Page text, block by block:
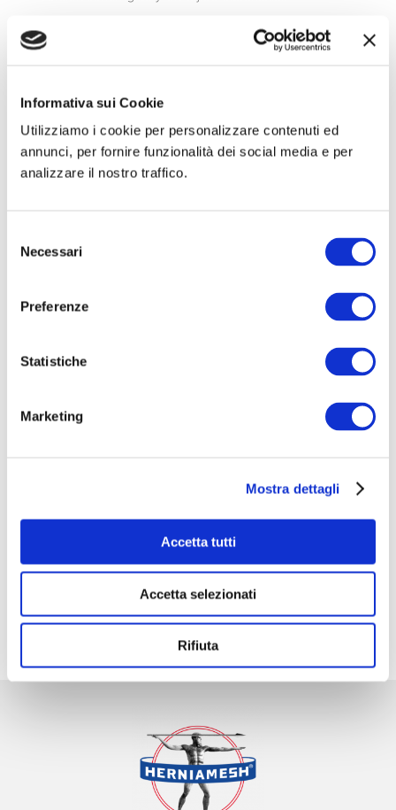
Informativa sui Cookie
Utilizziamo i cookie per personalizzare contenuti ed
annunci, per fornire funzionalità dei social media e per
analizzare il nostro traffico.
delNecessari
Preferenze
Statistiche
Marketing
Mostra dettagli
Accetta tutti
Accetta selezionati
Rifiuta
Solicita más información

Distribución internacional